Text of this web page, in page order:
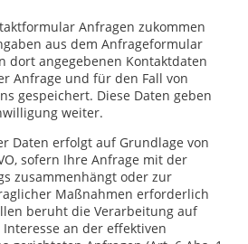
Anfragen zukommen
aus dem Anfrageformular
dort angegebenen Kontaktdaten
Anfrage und für den Fall von
gespeichert. Diese Daten geben
weiter.
Daten erfolgt auf Grundlage von
sofern Ihre Anfrage mit der
zusammenhängt oder zur
Maßnahmen erforderlich
beruht die Verarbeitung auf
an der effektiven